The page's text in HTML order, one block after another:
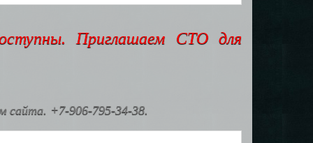
Приглашаем СТО для
сайта. +7-906-795-34-38.